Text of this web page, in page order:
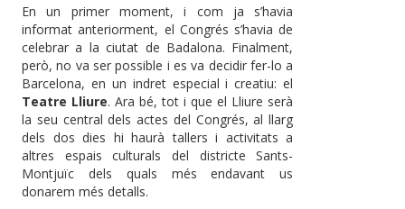
En un primer moment, i com ja s’havia
informat anteriorment, el Congrés s’havia de
celebrar a la ciutat de Badalona. Finalment,
però, no va ser possible i es va decidir fer-lo a
Barcelona, en un indret especial i creatiu: el
Teatre Lliure. Ara bé, tot i que el Lliure serà
la seu central dels actes del Congrés, al llarg
dels dos dies hi haurà tallers i activitats a
altres espais culturals del districte Sants-
Montjuïc dels quals més endavant us
donarem més detalls.